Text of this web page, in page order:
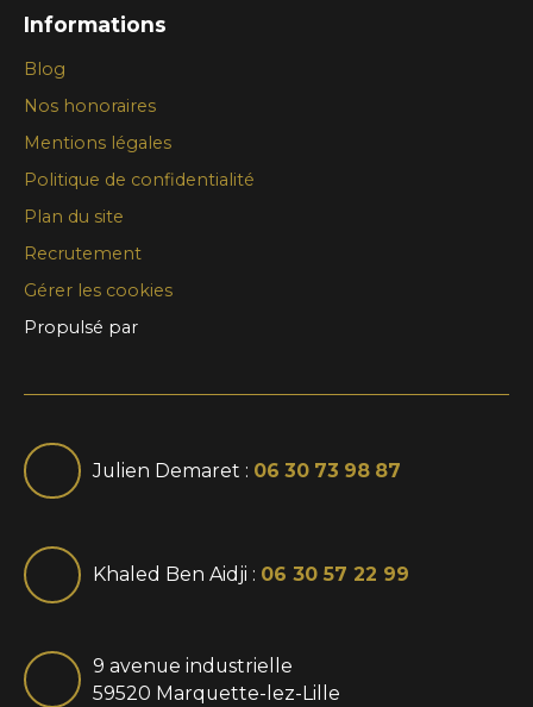
Informations
Blog
Nos honoraires
Mentions légales
Politique de confidentialité
Plan du site
Recrutement
Gérer les cookies
Propulsé par
Julien Demaret : 06 30 73 98 87
Khaled Ben Aidji : 06 30 57 22 99
9 avenue industrielle
59520 Marquette-lez-Lille